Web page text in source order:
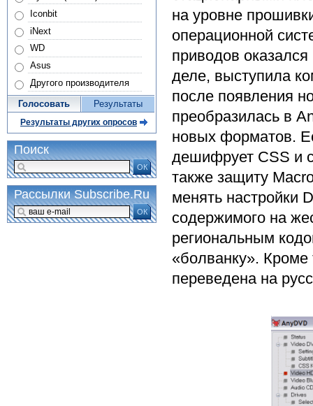
на уровне
операционной
приводов
деле, выступила
после появления
преобразилась в
новых форматов.
дешифрует CSS и
также защиту
менять настройки
содержимого на
региональным
«болванку».
переведена на
Iconbit
iNext
WD
Asus
Другого производителя
Голосовать Результаты
Результаты других опросов
Поиск
ОК
Рассылки Subscribe.Ru
ОК